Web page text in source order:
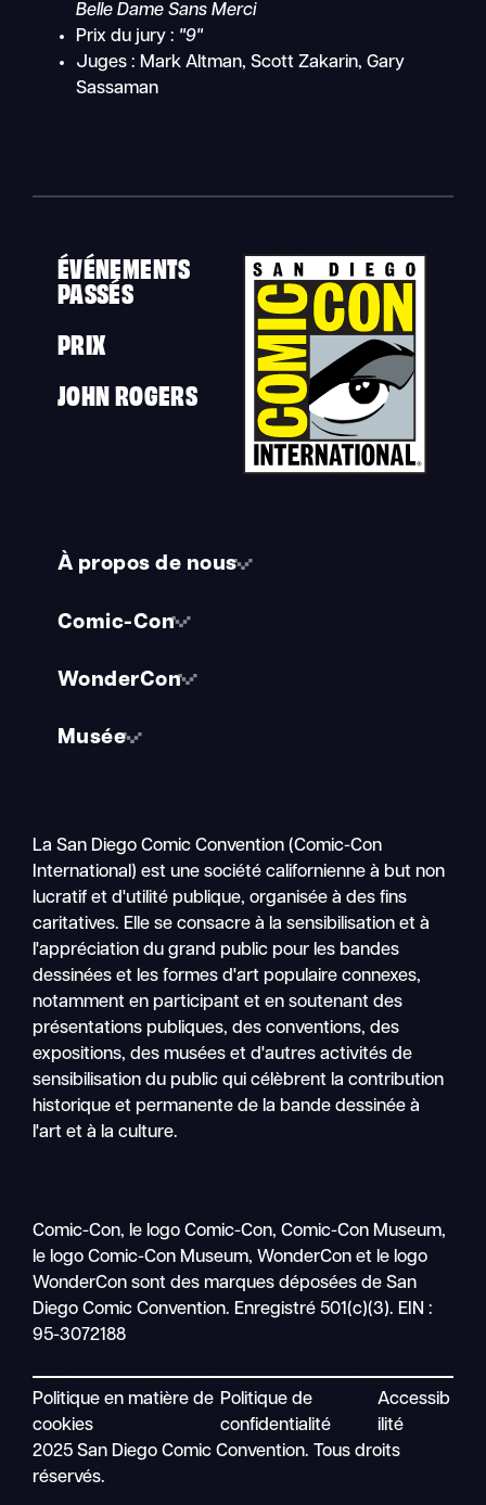
Belle Dame Sans Merci
Prix du jury : "9"
Juges : Mark Altman, Scott Zakarin, Gary
Sassaman
ÉVÉNEMENTS
PASSÉS
PRIX
JOHN ROGERS
À propos de nous
Comic-Con
WonderCon
Musée
La San Diego Comic Convention (Comic-Con
International) est une société californienne à but non
lucratif et d'utilité publique, organisée à des fins
caritatives. Elle se consacre à la sensibilisation et à
l'appréciation du grand public pour les bandes
dessinées et les formes d'art populaire connexes,
notamment en participant et en soutenant des
présentations publiques, des conventions, des
expositions, des musées et d'autres activités de
sensibilisation du public qui célèbrent la contribution
historique et permanente de la bande dessinée à
l'art et à la culture.
Comic-Con, le logo Comic-Con, Comic-Con Museum,
le logo Comic-Con Museum, WonderCon et le logo
WonderCon sont des marques déposées de San
Diego Comic Convention. Enregistré 501(c)(3). EIN :
95-3072188
Politique en matière de
cookies
Politique de
confidentialité
Accessib
ilité
2025 San Diego Comic Convention. Tous droits
réservés.